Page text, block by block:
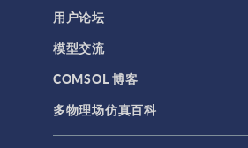
API
代理模型
仿真 App
用户论坛
模型交流
COMSOL 博客
多物理场仿真百科